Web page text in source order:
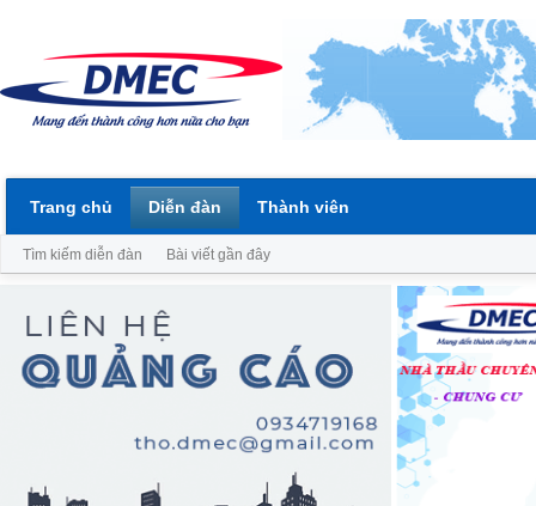
Trang chủ Diễn đàn
Tìm kiếm diễn đàn Bài viết gần đây
Thành viên